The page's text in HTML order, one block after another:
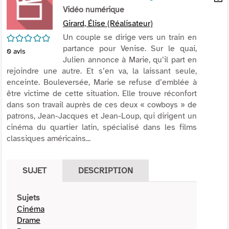
/5
0 avis
Vidéo numérique
Girard, Élise (Réalisateur)
Un couple se dirige vers un train en
partance pour Venise. Sur le quai,
Julien annonce à Marie, qu’il part en
rejoindre une autre. Et s’en va, la laissant seule,
enceinte. Bouleversée, Marie se refuse d’emblée à
être victime de cette situation. Elle trouve réconfort
dans son travail auprès de ces deux « cowboys » de
patrons, Jean-Jacques et Jean-Loup, qui dirigent un
cinéma du quartier latin, spécialisé dans les films
classiques américains...
SUJET DESCRIPTION
Sujets
Cinéma
Drame